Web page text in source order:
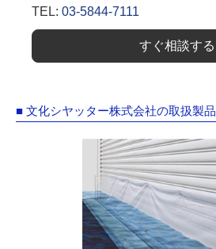
TEL: 03-5844-7111
すぐ相談する
■ 文化シヤッター株式会社の取扱製品